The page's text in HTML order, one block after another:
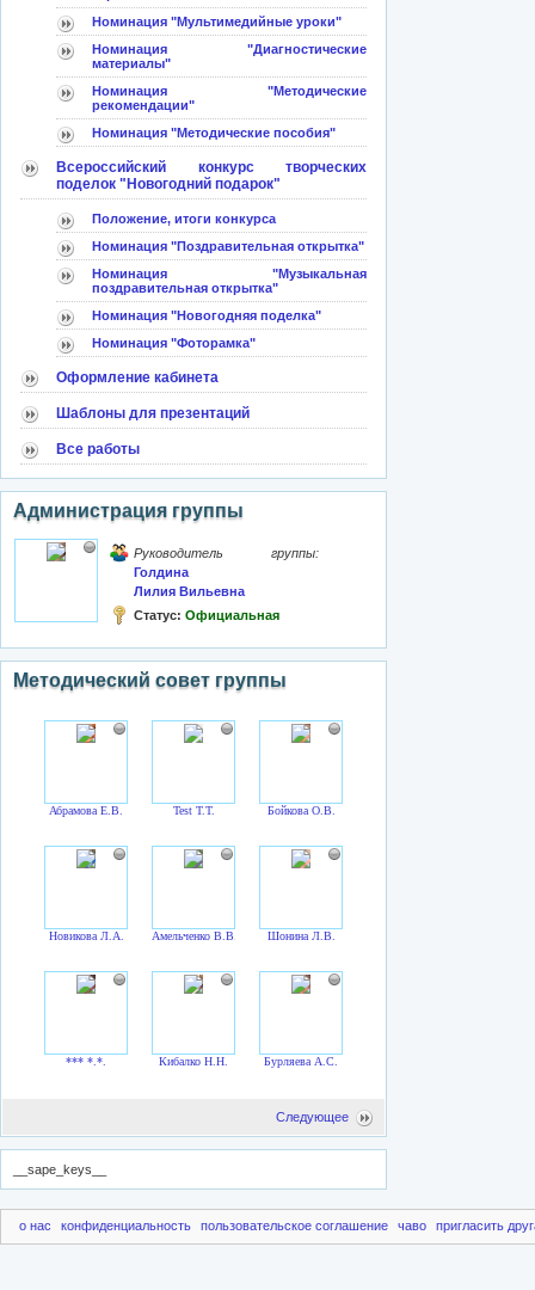
Номинация "Мультимедийные уроки"
Номинация "Диагностические
материалы"
Номинация "Методические
рекомендации"
Номинация "Методические пособия"
Всероссийский конкурс творческих
поделок "Новогодний подарок"
Положение, итоги конкурса
Номинация "Поздравительная открытка"
Номинация "Музыкальная
поздравительная открытка"
Номинация "Новогодняя поделка"
Номинация "Фоторамка"
Оформление кабинета
Шаблоны для презентаций
Все работы
Администрация группы
Руководитель группы:
Голдина
Лилия Вильевна
Статус: Официальная
Методический совет группы
Абрамова Е.В. Test T.T. Бойкова О.В.
Новикова Л.А. Амельченко В.В. Шонина Л.В.
*** *.*. Кибалко Н.Н. Бурляева А.С.
Следующее
__sape_keys__
о нас конфиденциальность пользовательское соглашение чаво пригласить